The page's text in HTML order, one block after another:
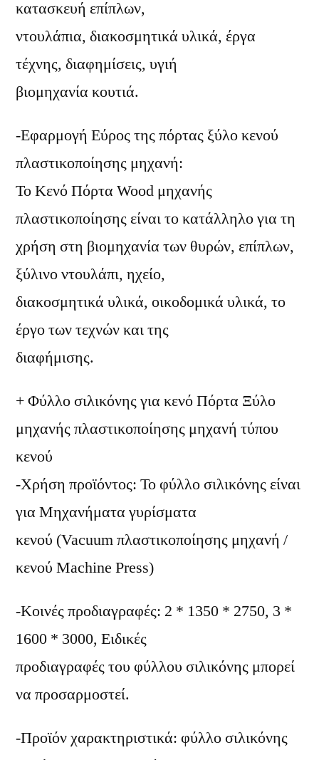
κατασκευή επίπλων,
ντουλάπια, διακοσμητικά υλικά, έργα
τέχνης, διαφημίσεις, υγιή
βιομηχανία κουτιά.
-Εφαρμογή Εύρος της πόρτας ξύλο κενού
πλαστικοποίησης μηχανή:
Το Κενό Πόρτα Wood μηχανής
πλαστικοποίησης είναι το κατάλληλο για τη
χρήση στη βιομηχανία των θυρών, επίπλων,
ξύλινο ντουλάπι, ηχείο,
διακοσμητικά υλικά, οικοδομικά υλικά, το
έργο των τεχνών και της
διαφήμισης.
+ Φύλλο σιλικόνης για κενό Πόρτα Ξύλο
μηχανής πλαστικοποίησης μηχανή τύπου
κενού
-Χρήση προϊόντος: Το φύλλο σιλικόνης είναι
για Μηχανήματα γυρίσματα
κενού (Vacuum πλαστικοποίησης μηχανή /
κενού Machine Press)
-Κοινές προδιαγραφές: 2 * 1350 * 2750, 3 *
1600 * 3000, Ειδικές
προδιαγραφές του φύλλου σιλικόνης μπορεί
να προσαρμοστεί.
-Προϊόν χαρακτηριστικά: φύλλο σιλικόνης